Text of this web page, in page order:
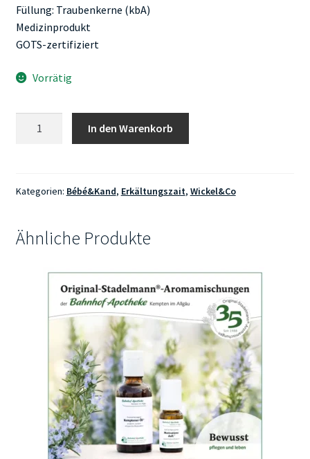
Füllung: Traubenkerne (kbA)
Medizinprodukt
GOTS-zertifiziert
Vorrätig
In den Warenkorb
Kategorien: Bébé&Kand, Erkältungszait, Wickel&Co
Ähnliche Produkte